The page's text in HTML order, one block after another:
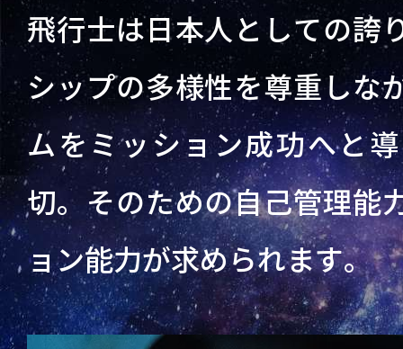
飛行士は日本人としての誇
シップの多様性を尊重しな
ムをミッション成功へと
切。そのための自己管理能
ョン能力が求められます。